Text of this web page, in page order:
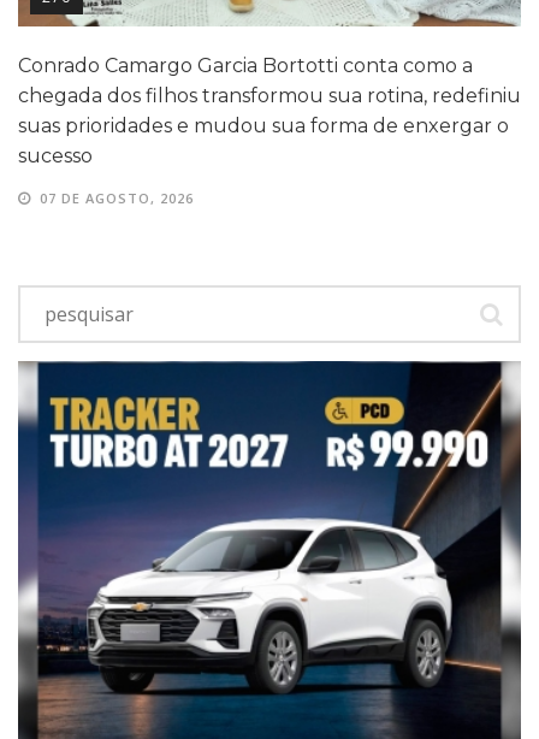
Conrado Camargo Garcia Bortotti conta como a
chegada dos filhos transformou sua rotina, redefiniu
suas prioridades e mudou sua forma de enxergar o
sucesso
07 DE AGOSTO, 2026